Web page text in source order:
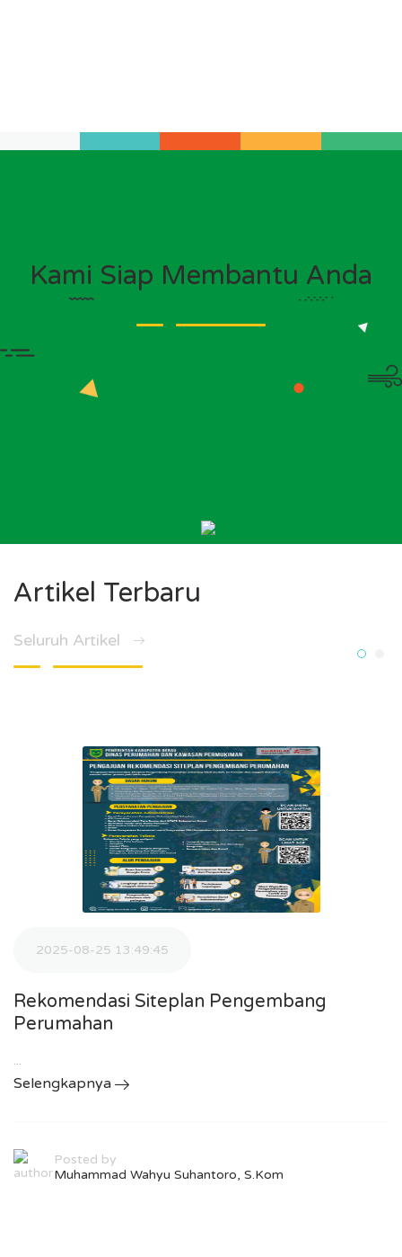
Kami Siap Membantu Anda
Artikel Terbaru
Seluruh Artikel
2025-08-25 13:49:45
Rekomendasi Siteplan Pengembang
Perumahan
...
Selengkapnya
Posted by
Muhammad Wahyu Suhantoro, S.Kom